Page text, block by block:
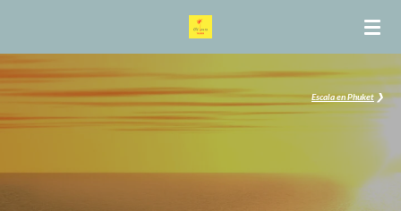
contenido
principal
Escala en Phuket❯